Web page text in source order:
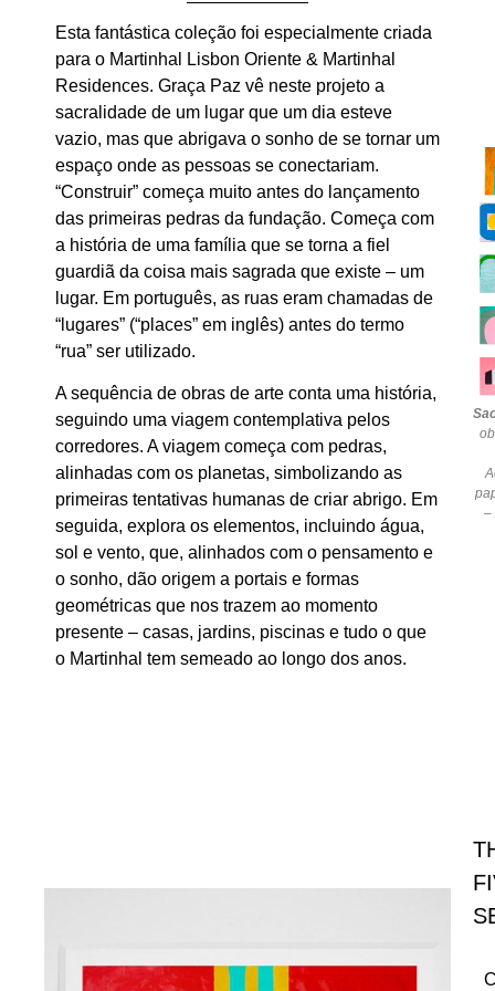
Esta fantástica coleção foi especialmente criada
para o Martinhal Lisbon Oriente & Martinhal
Residences. Graça Paz vê neste projeto a
sacralidade de um lugar que um dia esteve
vazio, mas que abrigava o sonho de se tornar um
espaço onde as pessoas se conectariam.
“Construir” começa muito antes do lançamento
das primeiras pedras da fundação. Começa com
a história de uma família que se torna a fiel
guardiã da coisa mais sagrada que existe – um
lugar. Em português, as ruas eram chamadas de
“lugares” (“places” em inglês) antes do termo
“rua” ser utilizado.
A sequência de obras de arte conta uma história,
seguindo uma viagem contemplativa pelos
corredores. A viagem começa com pedras,
alinhadas com os planetas, simbolizando as
primeiras tentativas humanas de criar abrigo. Em
seguida, explora os elementos, incluindo água,
sol e vento, que, alinhados com o pensamento e
o sonho, dão origem a portais e formas
geométricas que nos trazem ao momento
presente – casas, jardins, piscinas e tudo o que
o Martinhal tem semeado ao longo dos anos.
–